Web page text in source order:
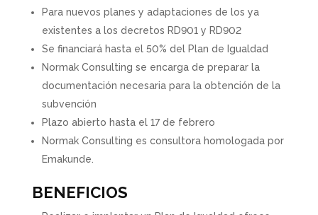
Para nuevos planes y adaptaciones de los ya
existentes a los decretos RD901 y RD902
Se financiará hasta el 50% del Plan de Igualdad
Normak Consulting se encarga de preparar la
documentación necesaria para la obtención de la
subvención
Plazo abierto hasta el 17 de febrero
Normak Consulting es consultora homologada por
Emakunde.
BENEFICIOS